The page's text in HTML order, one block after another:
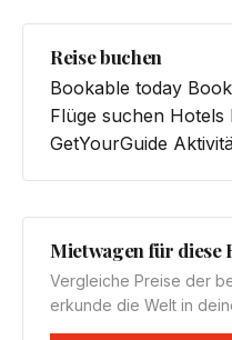
Reise buchen
Bookable today
Flüge suchen Hotels
GetYourGuide
Mietwagen für diese
Vergleiche Preise der
erkunde die Welt in